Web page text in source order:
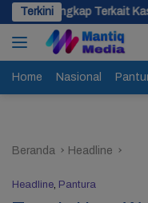
Langsung
ke
konten
Terkini
Kasus Bupati Anom
Home Nasional
Beranda Headline
Headline, Pantura